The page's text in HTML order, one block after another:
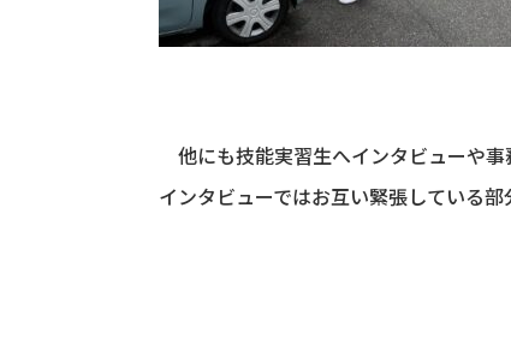
他にも技能実習生へインタビューや事
インタビューではお互い緊張している